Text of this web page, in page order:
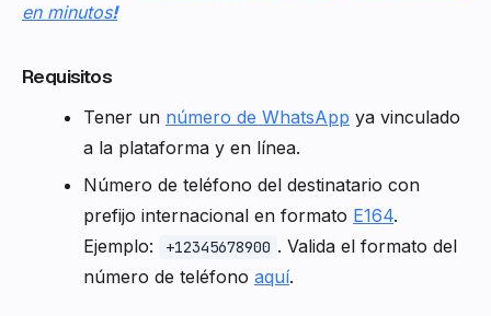
en minutos!
Requisitos
Tener un número de WhatsApp ya vinculado
a la plataforma y en línea.
Número de teléfono del destinatario con
prefijo internacional en formato E164.
Ejemplo:
+12345678900 . Valida el formato del
número de teléfono aquí.